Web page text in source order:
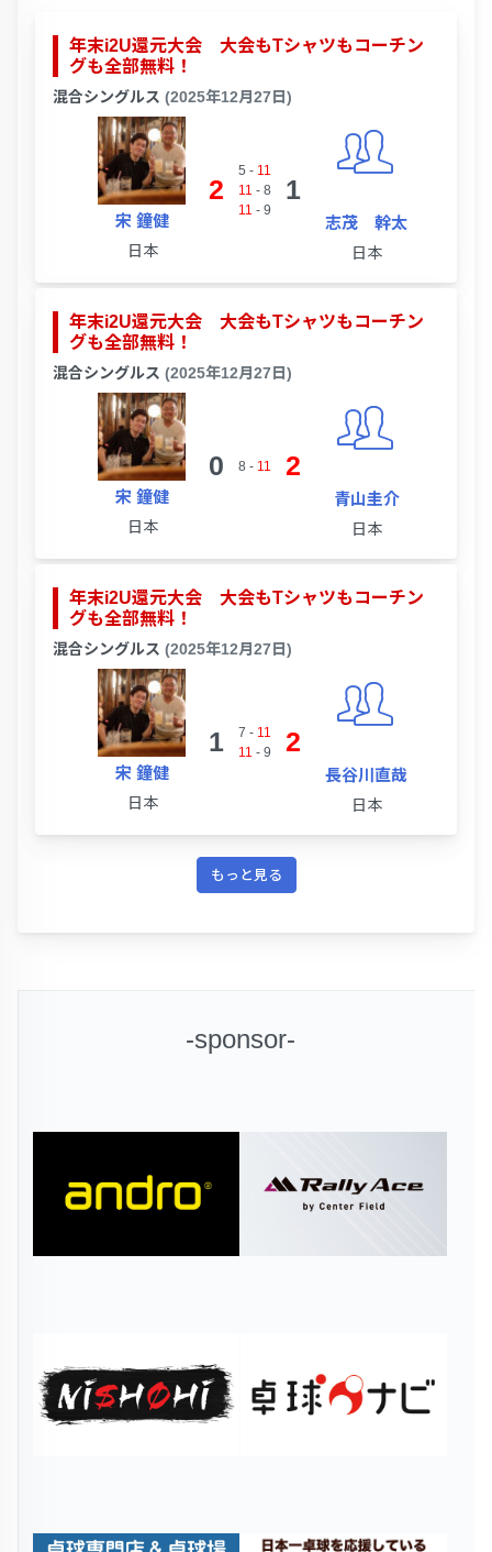
年末i2U還元大会 大会もTシャツもコーチン
グも全部無料！
混合シングルス (2025年12月27日)
宋 鐘健
日本
2
5 - 11
11 - 8
11 - 9
1
志茂 幹太
日本
年末i2U還元大会 大会もTシャツもコーチン
グも全部無料！
混合シングルス (2025年12月27日)
宋 鐘健
日本
0 8 - 11 2
青山圭介
日本
年末i2U還元大会 大会もTシャツもコーチン
グも全部無料！
混合シングルス (2025年12月27日)
宋 鐘健
日本
1 7 - 11
11 - 9 2
長谷川直哉
日本
もっと見る
-sponsor-